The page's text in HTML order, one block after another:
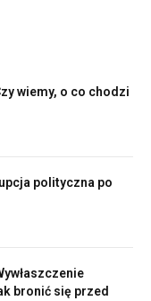
wiemy, o co chodzi
polityczna po
bronić się przed